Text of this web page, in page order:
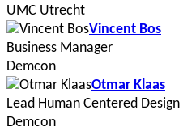
UMC Utrecht
Vincent Bos
Business Manager
Demcon
Otmar Klaas
Lead Human Centered Design
Demcon